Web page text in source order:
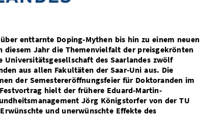
enttarnte Doping-Mythen bis hin zu einem neuen
Jahr die Themenvielfalt der preisgekrönten
des Saarlandes zwölf
aus allen Fakultäten der Saar-Uni aus. Die
der Semestereröffnungsfeier für Doktoranden im
hielt der frühere Eduard-Martin-
Jörg Königstorfer von der TU
und unerwünschte Effekte des